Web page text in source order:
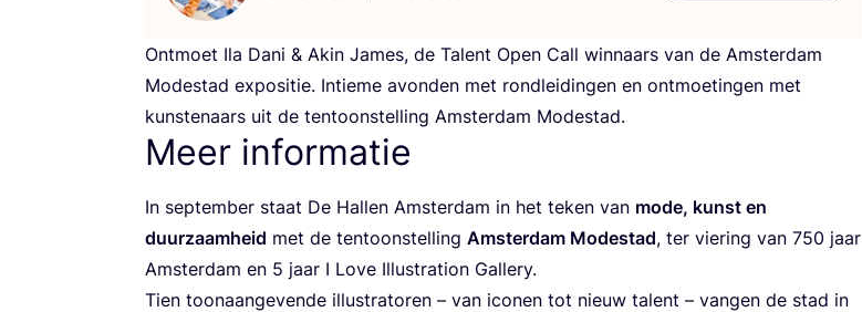
Ont­moet Ila Dani & Akin James, de Talent Open Call win­naars van de Amster­dam
Mode­stad expo­si­tie. Intie­me avon­den met rond­lei­din­gen en ont­moe­tin­gen met
kun­ste­naars uit de ten­toon­stel­ling Amster­dam Modestad.
Meer informatie
In sep­tem­ber staat De Hal­len Amster­dam in het teken van mode, kunst en
duur­zaam­heid met de ten­toon­stel­ling Amster­dam Mode­stad, ter vie­ring van 750 jaar
Amster­dam en 5 jaar I Love Illu­stra­ti­on Gallery.
Tien toon­aan­ge­ven­de illu­stra­to­ren – van ico­nen tot nieuw talent – van­gen de stad in